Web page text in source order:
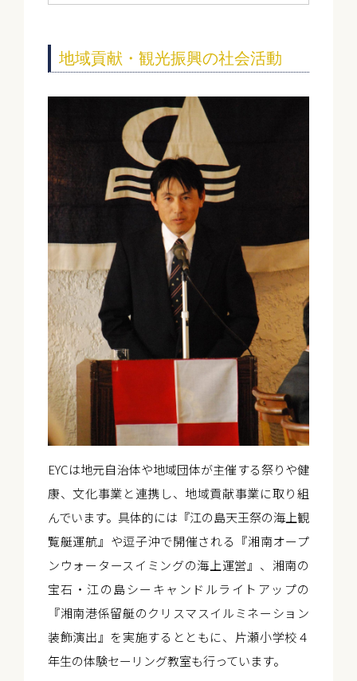
地域貢献・観光振興の社会活動
EYCは地元自治体や地域団体が主催する祭りや健
康、文化事業と連携し、地域貢献事業に取り組
んでいます。具体的には『江の島天王祭の海上観
覧艇運航』や逗子沖で開催される『湘南オープ
ンウォータースイミングの海上運営』、湘南の
宝石・江の島シーキャンドルライトアップの
『湘南港係留艇のクリスマスイルミネーション
装飾演出』を実施するとともに、片瀬小学校４
年生の体験セーリング教室も行っています。